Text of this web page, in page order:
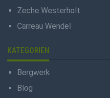
Zeche Westerholt
Carreau Wendel
KATEGORIEN
Bergwerk
Blog